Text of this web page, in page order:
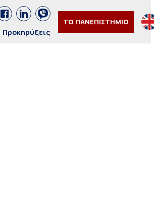
Προκηρύξεις
ΤΟ ΠΑΝΕΠΙΣΤΗΜΙΟ